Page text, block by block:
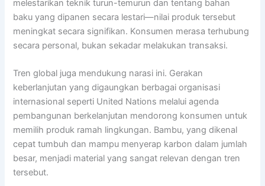
melestarikan teknik turun-temurun dan tentang bahan
baku yang dipanen secara lestari—nilai produk tersebut
meningkat secara signifikan. Konsumen merasa terhubung
secara personal, bukan sekadar melakukan transaksi.
Tren global juga mendukung narasi ini. Gerakan
keberlanjutan yang digaungkan berbagai organisasi
internasional seperti United Nations melalui agenda
pembangunan berkelanjutan mendorong konsumen untuk
memilih produk ramah lingkungan. Bambu, yang dikenal
cepat tumbuh dan mampu menyerap karbon dalam jumlah
besar, menjadi material yang sangat relevan dengan tren
tersebut.